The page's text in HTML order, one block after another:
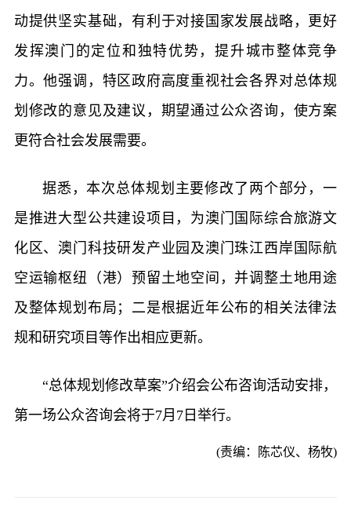
动提供坚实基础，有利于对接国家发展战略，更好
发挥澳门的定位和独特优势，提升城市整体竞争
力。他强调，特区政府高度重视社会各界对总体规
划修改的意见及建议，期望通过公众咨询，使方案
更符合社会发展需要。
据悉，本次总体规划主要修改了两个部分，一
是推进大型公共建设项目，为澳门国际综合旅游文
化区、澳门科技研发产业园及澳门珠江西岸国际航
空运输枢纽（港）预留土地空间，并调整土地用途
及整体规划布局；二是根据近年公布的相关法律法
规和研究项目等作出相应更新。
“总体规划修改草案”介绍会公布咨询活动安排，
第一场公众咨询会将于7月7日举行。
(责编：陈芯仪、杨牧)